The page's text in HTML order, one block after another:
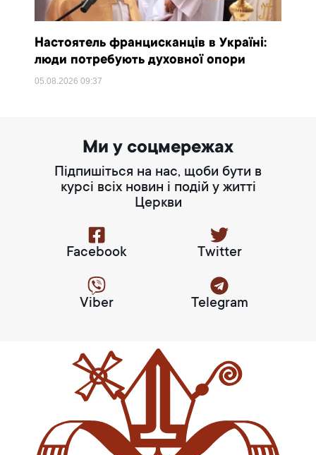
Настоятель францисканців в Україні:
люди потребують духовної опори
05.08.202609:37
Ми у соцмережах
Підпишіться на нас, щоби бути в
курсі всіх новин і подій у житті
Церкви
Facebook Twitter
Viber Telegram